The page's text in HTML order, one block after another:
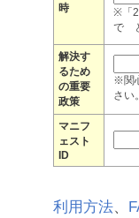
時
※「
で
解決す
るため
の重要
政策
※関
さい。
マニフ
ェスト
ID
利用方法、